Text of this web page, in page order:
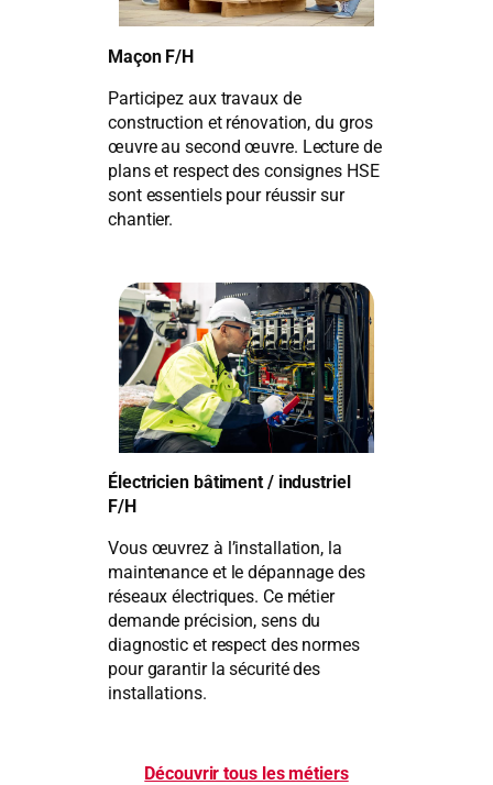
Maçon F/H
Participez aux travaux de
construction et rénovation, du gros
œuvre au second œuvre. Lecture de
plans et respect des consignes HSE
sont essentiels pour réussir sur
chantier.
Électricien bâtiment / industriel
F/H
Vous œuvrez à l’installation, la
maintenance et le dépannage des
réseaux électriques. Ce métier
demande précision, sens du
diagnostic et respect des normes
pour garantir la sécurité des
installations.
Découvrir tous les métiers